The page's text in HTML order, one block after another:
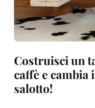
Costruisci un
caffè e cambia
salotto!